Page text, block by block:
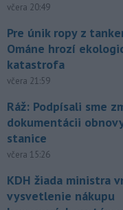
včera 20:49
Pre únik ropy z
Ománe hrozí
katastrofa
včera 21:59
Ráž: Podpísali sme
dokumentácii
stanice
včera 15:26
KDH žiada ministra
vysvetlenie nákupu